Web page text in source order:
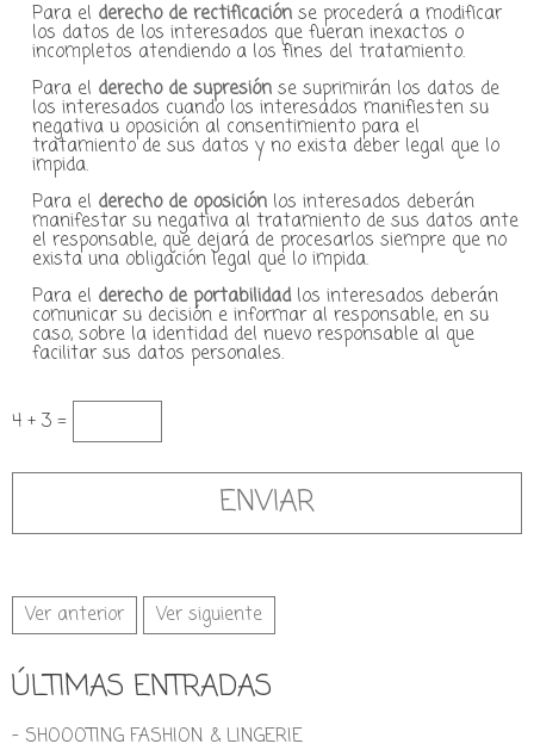
Para el derecho de rectificaciónse procederá a modificar
los datos de los interesados que fueran inexactos o
incompletos atendiendo a los fines del tratamiento.
Para el derecho de supresiónse suprimirán los datos de
los interesados cuando los interesados manifiesten su
negativa u oposición al consentimiento para el
tratamiento de sus datos y no exista deber legal que lo
impida.
Para el derecho de oposiciónlos interesados deberán
manifestar su negativa al tratamiento de sus datos ante
el responsable, que dejará de procesarlos siempre que no
exista una obligación legal que lo impida.
Para el derecho de portabilidadlos interesados deberán
comunicar su decisión e informar al responsable, en su
caso, sobre la identidad del nuevo responsable al que
facilitar sus datos personales.
4 + 3 =
Ver anterior Ver siguiente
ÚLTIMAS ENTRADAS
- SHOOOTING FASHION & LINGERIE